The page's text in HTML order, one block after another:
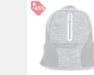
-45%